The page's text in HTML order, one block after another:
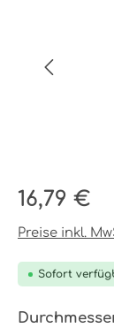
Regulärer
16,79 €
Preise inkl.
Sofort